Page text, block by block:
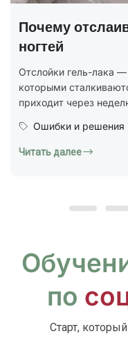
В 2025 году был
стандарт ГОСТ Р
Ногтевой сервис.
процессов. Общие...
Юридическая
по
Старт,